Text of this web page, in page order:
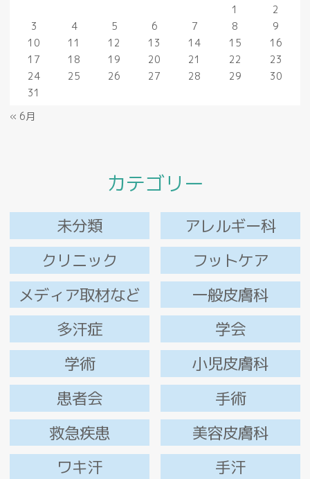
1
2
3
4 5 6 7 8
9
10
11 12 13 14 15
16
17
18 19 20 21 22
23
24
25 26 27 28 29
30
31
« 6月
カテゴリー
未分類
アレルギー科
クリニック
フットケア
メディア取材など
一般皮膚科
多汗症
学会
学術
小児皮膚科
患者会
手術
救急疾患
美容皮膚科
ワキ汗
手汗